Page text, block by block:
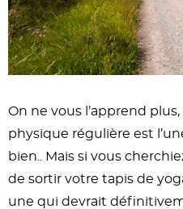
On ne vous l’apprend
physique régulière est
bien.. Mais si vous
de sortir votre tapis de
une qui devrait